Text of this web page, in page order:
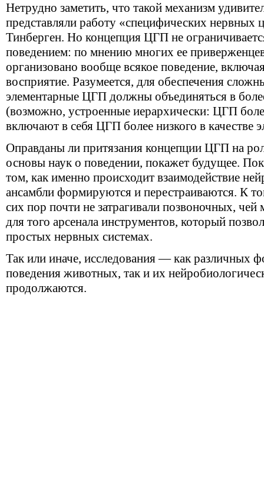
Нетрудно заметить, что такой механизм
представляли работу «специфических нервных
Тинберген. Но концепция ЦГП не
поведением: по мнению многих ее
организовано вообще всякое поведение,
восприятие. Разумеется, для обеспечения
элементарные ЦГП должны объединяться в
(возможно, устроенные иерархически: ЦГП
включают в себя ЦГП более низкого в качестве
Оправданы ли притязания концепции ЦГП на
основы наук о поведении, покажет будущее.
том, как именно происходит взаимодействие
ансамбли формируются и перестраиваются. К
сих пор почти не затрагивали позвоночных,
для того арсенала инструментов, который
простых нервных системах.
Так или иначе, исследования — как различных
поведения животных, так и их
продолжаются.